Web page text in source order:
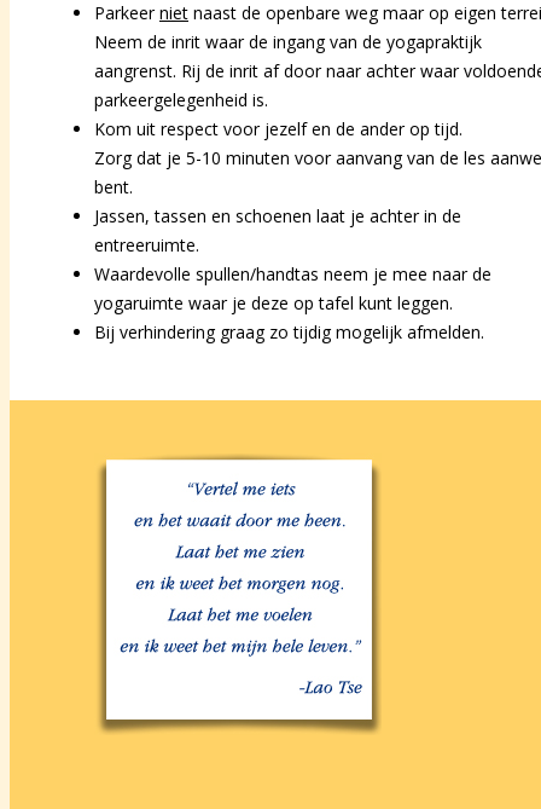
Parkeerniet naast de openbare weg maar op eigen
Neem de inrit waar de ingang van de yogapraktijk
aangrenst. Rij de inrit af door naar achter waar
parkeergelegenheid is.
Kom uit respect voor jezelf en de ander op tijd.
Zorg dat je 5-10 minuten voor aanvang van de les
bent.
Jassen, tassen en schoenen laat je achter in de
entreeruimte.
Waardevolle spullen/handtas neem je mee naar de
yogaruimte waar je deze op tafel kunt leggen.
Bij verhindering graag zo tijdig mogelijk afmelden.